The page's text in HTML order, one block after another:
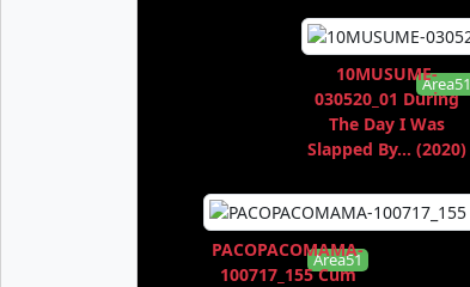
Area51
Area51
10MUSUME-
030520_01 During
The Day I Was
Slapped By... (2020)
PACOPACOMAMA-
100717_155 Cum